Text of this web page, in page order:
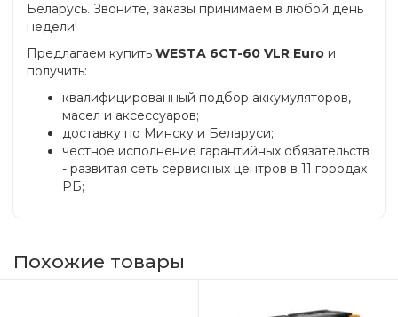
Беларусь. Звоните, заказы принимаем в любой день
недели!
Предлагаем купить WESTA 6СТ-60 VLR Euro и
получить:
квалифицированный подбор аккумуляторов,
масел и аксессуаров;
доставку по Минску и Беларуси;
честное исполнение гарантийных обязательств
- развитая сеть сервисных центров в 11 городах
РБ;
Похожие товары